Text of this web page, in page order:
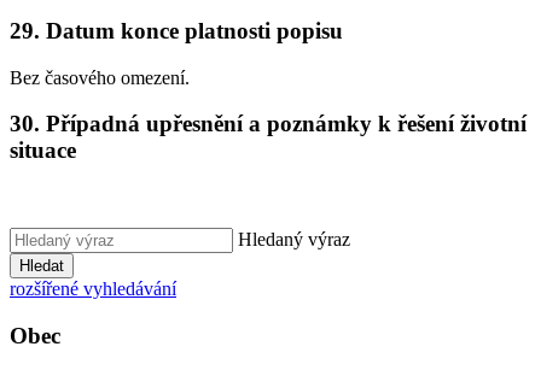
29. Datum konce platnosti popisu
Bez časového omezení.
30. Případná upřesnění a poznámky k řešení životní
situace
Hledaný výraz
Hledat
rozšířené vyhledávání
Obec